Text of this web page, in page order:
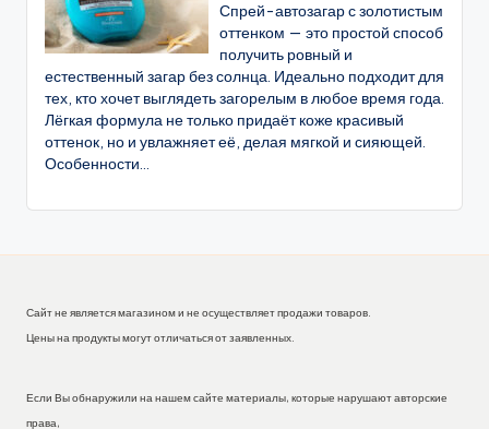
Спрей-автозагар с золотистым
оттенком — это простой способ
получить ровный и
естественный загар без солнца. Идеально подходит для
тех, кто хочет выглядеть загорелым в любое время года.
Лёгкая формула не только придаёт коже красивый
оттенок, но и увлажняет её, делая мягкой и сияющей.
Особенности...
Сайт не является магазином и не осуществляет продажи товаров.
Цены на продукты могут отличаться от заявленных.
Если Вы обнаружили на нашем сайте материалы, которые нарушают авторские
права,